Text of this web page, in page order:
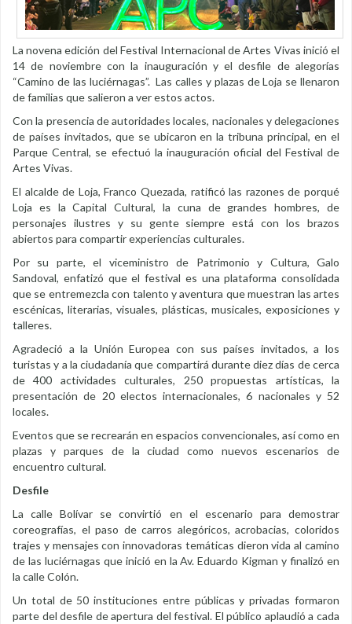
La novena edición del Festival Internacional de Artes Vivas inició el
14 de noviembre con la inauguración y el desfile de alegorías
“Camino de las luciérnagas”. Las calles y plazas de Loja se llenaron
de familias que salieron a ver estos actos.
Con la presencia de autoridades locales, nacionales y delegaciones
de países invitados, que se ubicaron en la tribuna principal, en el
Parque Central, se efectuó la inauguración oficial del Festival de
Artes Vivas.
El alcalde de Loja, Franco Quezada, ratificó las razones de porqué
Loja es la Capital Cultural, la cuna de grandes hombres, de
personajes ilustres y su gente siempre está con los brazos
abiertos para compartir experiencias culturales.
Por su parte, el viceministro de Patrimonio y Cultura, Galo
Sandoval, enfatizó que el festival es una plataforma consolidada
que se entremezcla con talento y aventura que muestran las artes
escénicas, literarias, visuales, plásticas, musicales, exposiciones y
talleres.
Agradeció a la Unión Europea con sus países invitados, a los
turistas y a la ciudadanía que compartirá durante diez días de cerca
de 400 actividades culturales, 250 propuestas artísticas, la
presentación de 20 electos internacionales, 6 nacionales y 52
locales.
Eventos que se recrearán en espacios convencionales, así como en
plazas y parques de la ciudad como nuevos escenarios de
encuentro cultural.
Desfile
La calle Bolívar se convirtió en el escenario para demostrar
coreografías, el paso de carros alegóricos, acrobacias, coloridos
trajes y mensajes con innovadoras temáticas dieron vida al camino
de las luciérnagas que inició en la Av. Eduardo Kigman y finalizó en
la calle Colón.
Un total de 50 instituciones entre públicas y privadas formaron
parte del desfile de apertura del festival. El público aplaudió a cada